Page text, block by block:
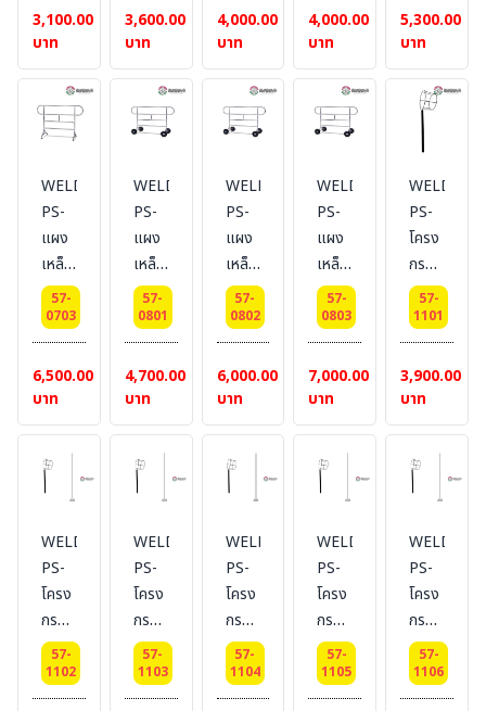
หูช้าง
ความ
สูง(รวม
1.1
m
1 m.
#แบบ
มีล้อ
3,100.00
บาท
หูช้าง
ความ
สูง(รวม
1.1
1.5
m.
#แบบ
มีล้อ
3,600.00
บาท
หูช้าง
ความ
สูง(รวม
1.1
2 m.
#แบบ
มีล้อ
4,000.00
บาท
ส
แตน
เลส
แบบ
ไม่มี
1
เมตร
4,000.00
บาท
ส
แตน
เลส
แบบ
ไม่มี
ล้อ
1.5
เมตร
5,300.00
บาท
WELDING-
PS-
แผง
เหล็ก
กั้น
จราจร
หูช้าง
ส
แตน
เลส
ไม่มี
ล้อ
2
เมตร
57-
0703
6,500.00
บาท
WELDING-
PS-
แผง
เหล็ก
กั้น
จราจร
หูช้าง
ส
แตน
เลส
มีล้อ
ยาว
เมตร
57-
0801
4,700.00
บาท
WELDING-
PS-
แผง
เหล็ก
กั้น
จราจร
หูช้าง
ส
แตน
เลส
มีล้อ
ยาว
เมตร
57-
0802
6,000.00
บาท
WELDING-
PS-
แผง
เหล็ก
กั้น
จราจร
หูช้าง
ส
แตน
เลส
มีล้อ
ยาว
เมตร
57-
0803
7,000.00
บาท
WELDING-
PS-
โครง
กรวย
ลม
บอก
ทิศทาง
Dai
25
cm.
57-
1101
3,900.00
บาท
WELDING-
PS-
โครง
กรวย
ลม
บอก
ทิศทาง
57-
1102
WELDING-
PS-
โครง
กรวย
ลม
บอก
ทิศทาง
57-
1103
WELDING-
PS-
โครง
กรวย
ลม
บอก
ทิศทาง
57-
1104
WELDING-
PS-
โครง
กรวย
ลม
บอก
ทิศทาง
57-
1105
WELDING-
PS-
โครง
กรวย
ลม
บอก
ทิศทาง
57-
1106